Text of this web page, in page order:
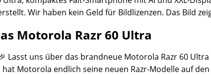
Wir haben kein Geld für Bildlizenzen. Das Bild
Motorola Razr 60 Ultra
Lasst uns über das brandneue Motorola Razr 60
Motorola endlich seine neuen Razr-Modelle auf